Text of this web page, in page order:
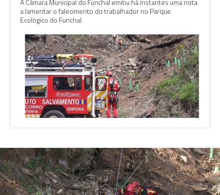
A Câmara Municipal do Funchal emitiu há instantes uma nota
a lamentar o falecimento do trabalhador no Parque
Ecológico do Funchal.